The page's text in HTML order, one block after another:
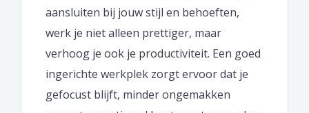
aansluiten bij jouw stijl en behoeften,
werk je niet alleen prettiger, maar
verhoog je ook je productiviteit. Een goed
ingerichte werkplek zorgt ervoor dat je
gefocust blijft, minder ongemakken